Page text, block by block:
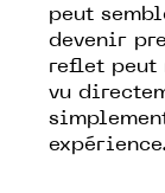
peut
devenir
reflet peut
vu